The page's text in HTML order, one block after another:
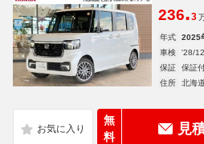
236.3
年式 2025
車検
'28/12
保証
保証
住所
北海
無
料
見